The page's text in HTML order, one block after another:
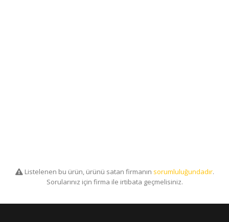
Listelenen bu ürün, ürünü satan firmanın sorumluluğundadır.
Sorularınız için firma ile irtibata geçmelisiniz.